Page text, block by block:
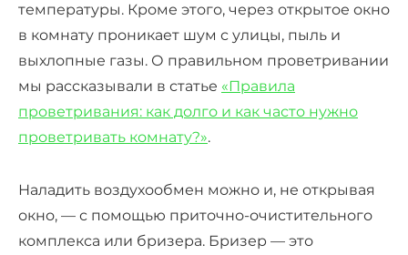
температуры. Кроме этого, через открытое окно
в комнату проникает шум с улицы, пыль и
выхлопные газы. О правильном проветривании
мы рассказывали в статье «Правила
проветривания: как долго и как часто нужно
проветривать комнату?».
Наладить воздухообмен можно и, не открывая
окно, — с помощью приточно-очистительного
комплекса или бризера. Бризер — это